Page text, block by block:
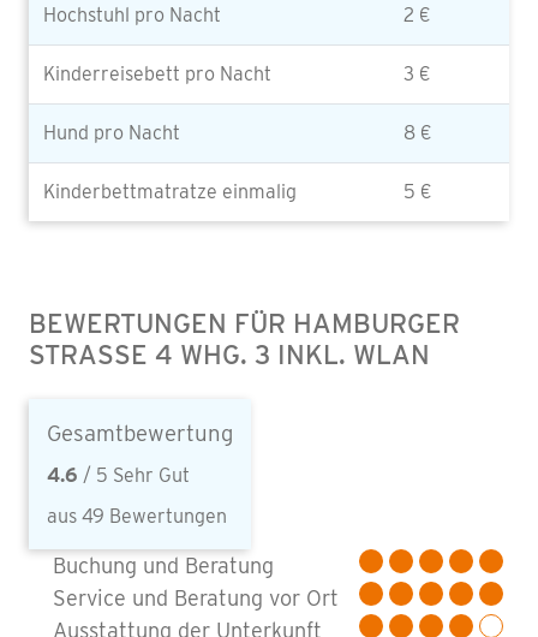
Hochstuhl pro Nacht 2 €
Kinderreisebett pro Nacht 3 €
Hund pro Nacht 8 €
Kinderbettmatratze einmalig 5 €
BEWERTUNGEN FÜR HAMBURGER
STRASSE 4 WHG. 3 INKL. WLAN
Gesamtbewertung
4.6 / 5 Sehr Gut
aus 49 Bewertungen
Buchung und Beratung
Service und Beratung vor Ort
Ausstattung der Unterkunft